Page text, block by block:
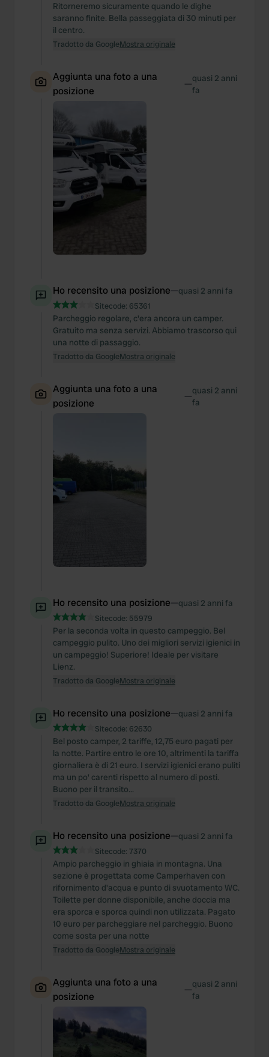
Ritorneremo sicuramente quando le dighe
saranno finite. Bella passeggiata di 30 minuti per
il centro.
Tradotto da GoogleMostra originale
Aggiunta una foto a una
posizione
—quasi 2 anni
fa
Ho recensito una posizione—quasi 2 anni fa
Sitecode: 65361
Parcheggio regolare, c'era ancora un camper.
Gratuito ma senza servizi. Abbiamo trascorso qui
una notte di passaggio.
Tradotto da GoogleMostra originale
Aggiunta una foto a una
posizione
—quasi 2 anni
fa
Ho recensito una posizione—quasi 2 anni fa
Sitecode: 55979
Per la seconda volta in questo campeggio. Bel
campeggio pulito. Uno dei migliori servizi igienici in
un campeggio! Superiore! Ideale per visitare
Lienz.
Tradotto da GoogleMostra originale
Ho recensito una posizione—quasi 2 anni fa
Sitecode: 62630
Bel posto camper, 2 tariffe, 12,75 euro pagati per
la notte. Partire entro le ore 10, altrimenti la tariffa
giornaliera è di 21 euro. I servizi igienici erano puliti
ma un po' carenti rispetto al numero di posti.
Buono per il transito...
Tradotto da GoogleMostra originale
Ho recensito una posizione—quasi 2 anni fa
Sitecode: 7370
Ampio parcheggio in ghiaia in montagna. Una
sezione è progettata come Camperhaven con
rifornimento d'acqua e punto di svuotamento WC.
Toilette per donne disponibile, anche doccia ma
era sporca e sporca quindi non utilizzata. Pagato
10 euro per parcheggiare nel parcheggio. Buono
come sosta per una notte
Tradotto da GoogleMostra originale
Aggiunta una foto a una
posizione
—quasi 2 anni
fa